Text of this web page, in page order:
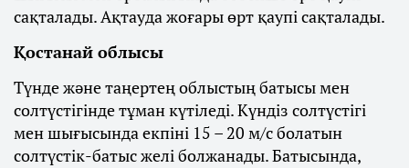
сақталады. Ақтауда жоғары өрт қаупі сақталады.
Қостанай облысы
Түнде және таңертең облыстың батысы мен
солтүстігінде тұман күтіледі. Күндіз солтүстігі
мен шығысында екпіні 15 – 20 м/с болатын
солтүстік-батыс желі болжанады. Батысында,